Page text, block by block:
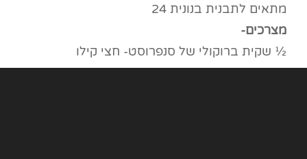
מתאים לתבנית בנונית 24
מצרכים-
½ שקית ברוקולי של סנפרוסט- חצי קילו